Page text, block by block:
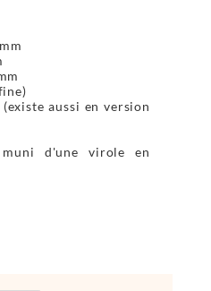
aussi en version
d'une virole en